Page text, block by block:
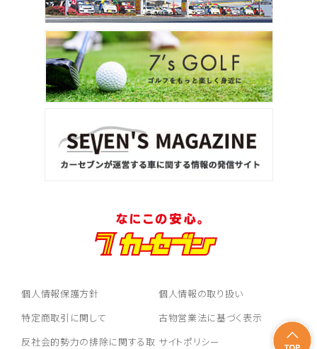
個人情報保護方針
個人情報の取り扱い
特定商取引に関して
古物営業法に基づく表示
反社会的勢力の排除に関する取 サイトポリシー